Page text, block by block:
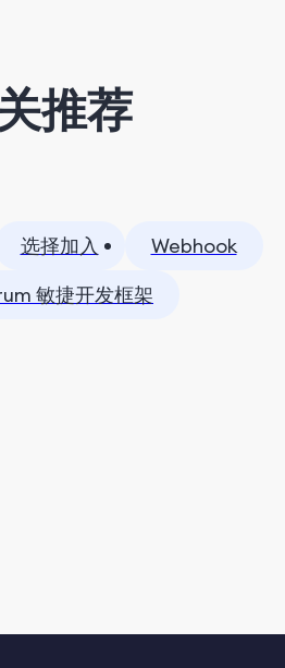
推荐
选择加入
Webhook
敏捷开发框架